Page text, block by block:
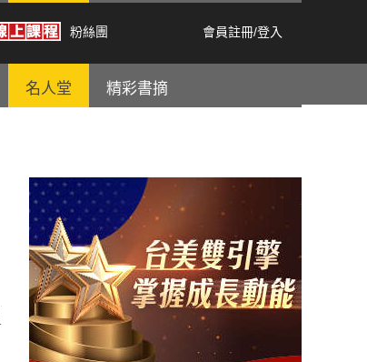
粉絲團 會員註冊/登入
名人堂 精彩書摘